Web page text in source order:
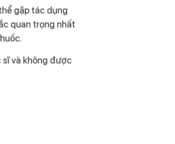
gặp tác dụng
quan trọng nhất
sĩ và không được